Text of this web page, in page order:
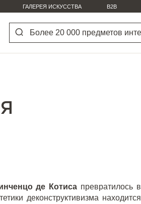
ГАЛЕРЕЯ ИСКУССТВА B2B
де Котиса превратилось в
деконструктивизма находится